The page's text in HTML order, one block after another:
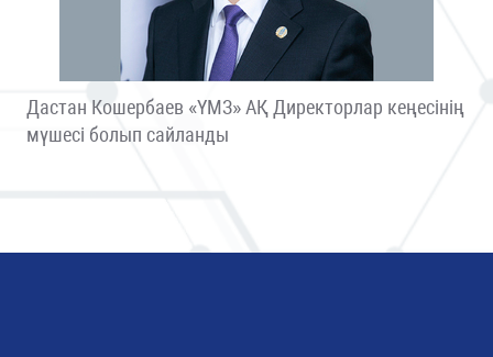
Дастан Кошербаев «ҮМЗ» АҚ Директорлар кеңесінің
мүшесі болып сайланды